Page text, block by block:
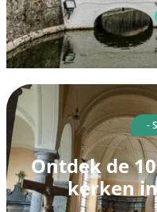
-
Ontdek de
kerken